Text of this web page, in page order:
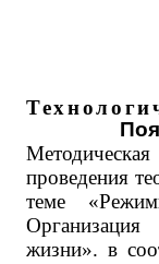
проведения
теме
жизни». в